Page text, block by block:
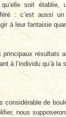
soit établie,
: c’est aussi un
à leur fantaisie
principaux résultats
à l’individu qu’à la
considérable de
nous